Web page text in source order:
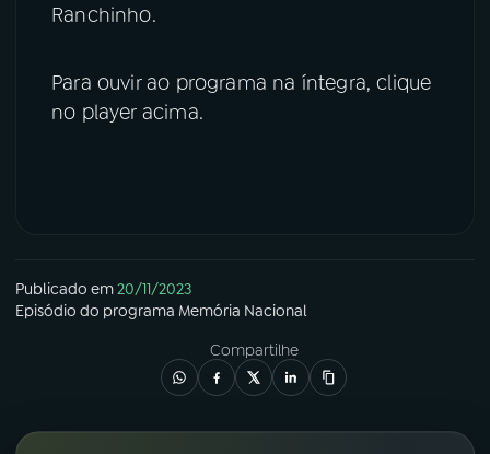
Ranchinho.
Para ouvir ao programa na íntegra, clique
no player acima.
Publicado em20/11/2023
Episódio do programa Memória Nacional
Compartilhe